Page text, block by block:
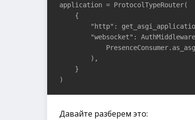
application = ProtocolTypeRouter(
    {
"http":
"websocket":
        ),
    }
)
Давайте разберем это: